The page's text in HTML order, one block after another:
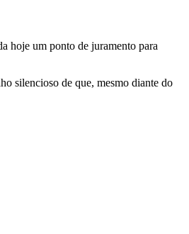
hoje um ponto de juramento para
silencioso de que, mesmo diante do